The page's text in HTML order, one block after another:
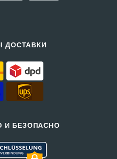
ДОСТАВКИ
И БЕЗОПАСНО